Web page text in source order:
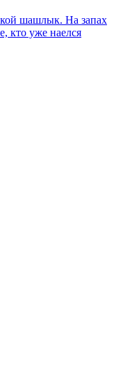
шашлык. На запах
кто уже наелся